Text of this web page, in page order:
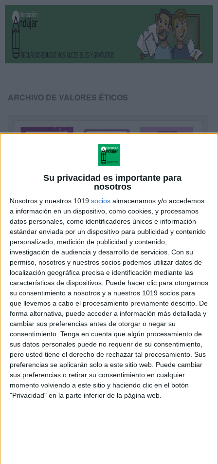
Su privacidad es importante para
nosotros
Nosotros y nuestros 1019 socios almacenamos y/o accedemos
a información en un dispositivo, como cookies, y procesamos
datos personales, como identificadores únicos e información
estándar enviada por un dispositivo para publicidad y contenido
personalizado, medición de publicidad y contenido,
investigación de audiencia y desarrollo de servicios. Con su
permiso, nosotros y nuestros socios podemos utilizar datos de
localización geográfica precisa e identificación mediante las
características de dispositivos. Puede hacer clic para otorgarnos
su consentimiento a nosotros y a nuestros 1019 socios para
que llevemos a cabo el procesamiento previamente descrito. De
forma alternativa, puede acceder a información más detallada y
cambiar sus preferencias antes de otorgar o negar su
consentimiento. Tenga en cuenta que algún procesamiento de
sus datos personales puede no requerir de su consentimiento,
pero usted tiene el derecho de rechazar tal procesamiento. Sus
preferencias se aplicarán solo a este sitio web. Puede cambiar
sus preferencias o retirar su consentimiento en cualquier
momento volviendo a este sitio y haciendo clic en el botón
"Privacidad" en la parte inferior de la página web.
ARCHIVO DE VALORES ÉTICOS
🟣 Pack 25 N 🟣 parte 1 y 2 Día
Internacional de la Eliminación de la
Violencia contra la Mujer
Publicado el 18 noviembre, 2025
El 25 de noviembre, Día Internacional de la
Eliminación de la Violencia contra la Mujer, es clave
para trabajar en las escuelas porque permite educar
en igualdad, respeto y prevención […]
SEGUIR LEYENDO
Buscar